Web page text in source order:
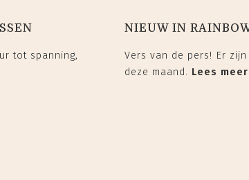
tot spanning,
NIEUW IN
Vers van de pers! Er
deze maand. Lees